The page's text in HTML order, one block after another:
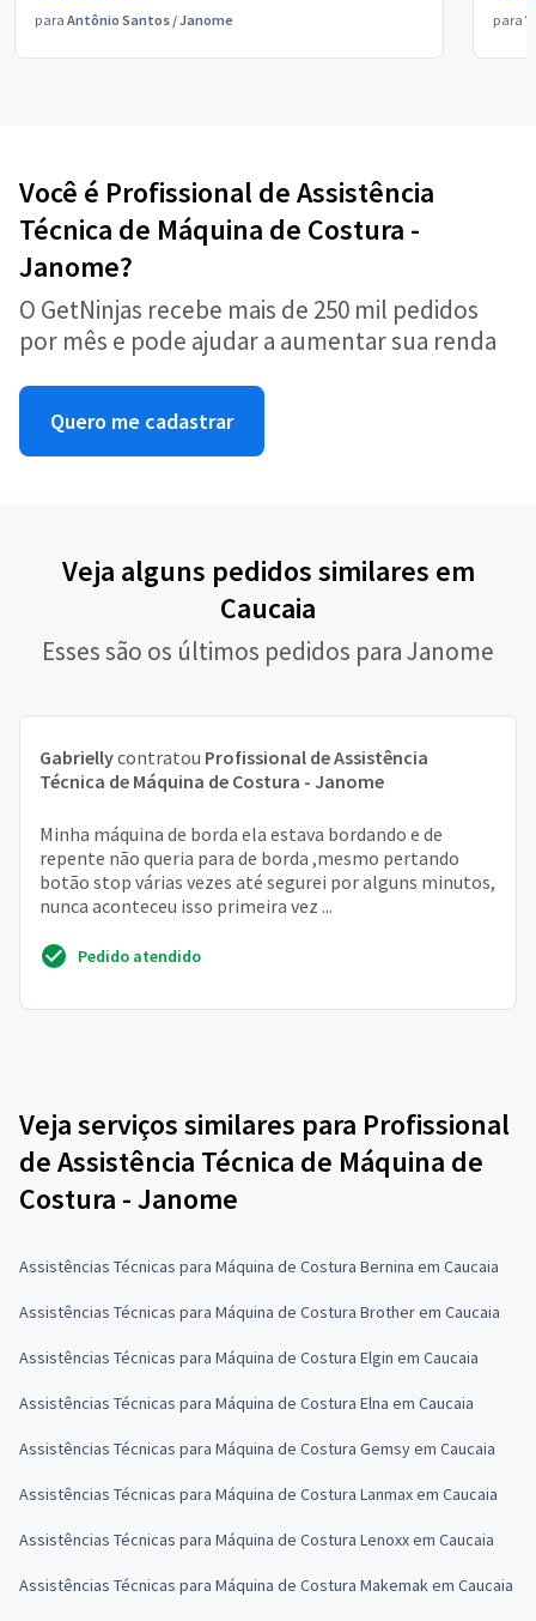
para Antônio Santos /Janome para
Você é Profissional de Assistência
Técnica de Máquina de Costura -
Janome?
O GetNinjas recebe mais de 250 mil pedidos
por mês e pode ajudar a aumentar sua renda
Quero me cadastrar
Veja alguns pedidos similares em
Caucaia
Esses são os últimos pedidos para Janome
Gabriellycontratou Profissional de Assistência
Técnica de Máquina de Costura - Janome
Minha máquina de borda ela estava bordando e de
repente não queria para de borda ,mesmo pertando
botão stop várias vezes até segurei por alguns minutos,
nunca aconteceu isso primeira vez ...
Pedido atendido
Veja serviços similares para Profissional
de Assistência Técnica de Máquina de
Costura - Janome
Assistências Técnicas para Máquina de Costura Bernina em Caucaia
Assistências Técnicas para Máquina de Costura Brother em Caucaia
Assistências Técnicas para Máquina de Costura Elgin em Caucaia
Assistências Técnicas para Máquina de Costura Elna em Caucaia
Assistências Técnicas para Máquina de Costura Gemsy em Caucaia
Assistências Técnicas para Máquina de Costura Lanmax em Caucaia
Assistências Técnicas para Máquina de Costura Lenoxx em Caucaia
Assistências Técnicas para Máquina de Costura Makemak em Caucaia